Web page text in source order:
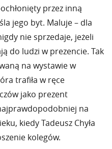
przez inną
jego byt. Maluje – dla
nie sprzedaje, jeżeli
do ludzi w prezencie. Tak
na wystawie w
trafiła w ręce
jako prezent
na
kiedy Tadeusz Chyła
kolegów.